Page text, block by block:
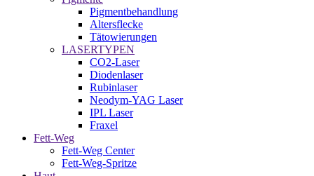
Pigmentbehandlung
Altersflecke
Tätowierungen
LASERTYPEN
CO2-Laser
Diodenlaser
Rubinlaser
Neodym-YAG Laser
IPL Laser
Fraxel
Fett-Weg
Fett-Weg Center
Fett-Weg-Spritze